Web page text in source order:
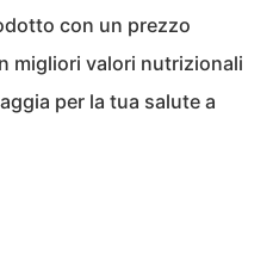
con un prezzo
migliori valori nutrizionali
per la tua salute a